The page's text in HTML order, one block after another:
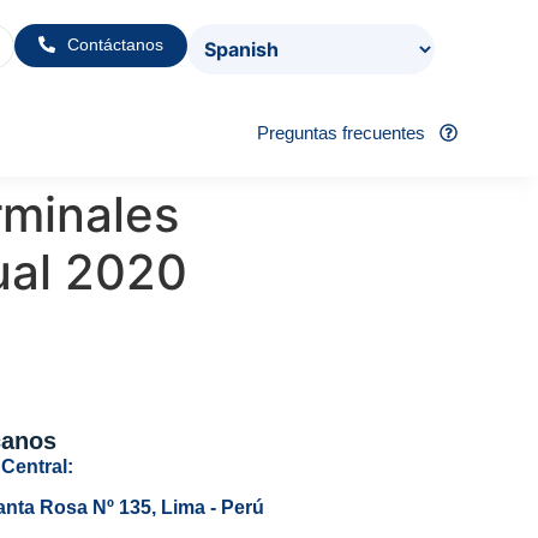
Contáctanos
Preguntas frecuentes
2020
Rosa Nº 135, Lima - Perú